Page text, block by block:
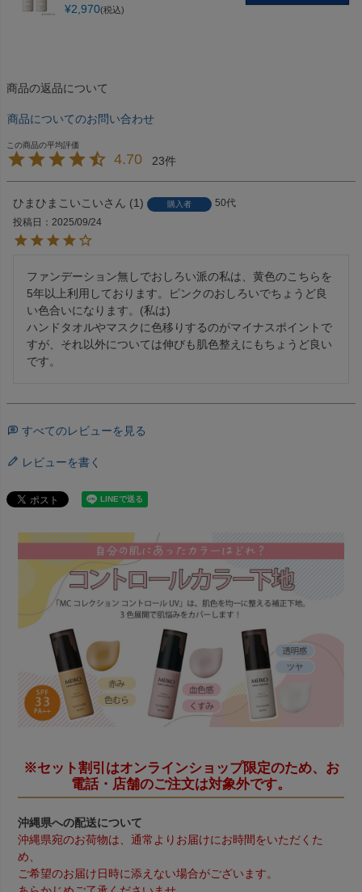
¥2,970 税込
商品の返品について
商品についてのお問い合わせ
4.70 23
ひまひまこいこい 1 購入者
50代
投稿日
2025/09/24
ファンデーション無しでおしろい派の私は、黄色のこちらを
5年以上利用しております。ピンクのおしろいでちょうど良
い色合いになります。(私は)
ハンドタオルやマスクに色移りするのがマイナスポイントで
すが、それ以外については伸びも肌色整えにもちょうど良い
です。
すべてのレビューを見る
レビューを書く
※セット割引はオンラインショップ限定のため、お
電話・店舗のご注文は対象外です。
沖縄県への配送について
沖縄県宛のお荷物は、通常よりお届けにお時間をいただくた
め、
ご希望のお届け日時に添えない場合がございます。